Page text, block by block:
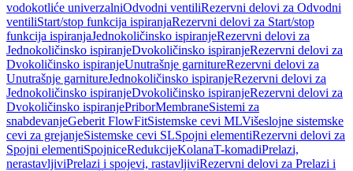
vodokotliće univerzalniOdvodni ventiliRezervni delovi za Odvodni
ventiliStart/stop funkcija ispiranjaRezervni delovi za Start/stop
funkcija ispiranjaJednokoličinsko ispiranjeRezervni delovi za
Jednokoličinsko ispiranjeDvokoličinsko ispiranjeRezervni delovi za
Dvokoličinsko ispiranjeUnutrašnje garnitureRezervni delovi za
Unutrašnje garnitureJednokoličinsko ispiranjeRezervni delovi za
Jednokoličinsko ispiranjeDvokoličinsko ispiranjeRezervni delovi za
Dvokoličinsko ispiranjePriborMembraneSistemi za
snabdevanjeGeberit FlowFitSistemske cevi MLVišeslojne sistemske
cevi za grejanjeSistemske cevi SLSpojni elementiRezervni delovi za
Spojni elementiSpojniceRedukcijeKolanaT-komadiPrelazi,
nerastavljiviPrelazi i spojevi, rastavljiviRezervni delovi za Prelazi i